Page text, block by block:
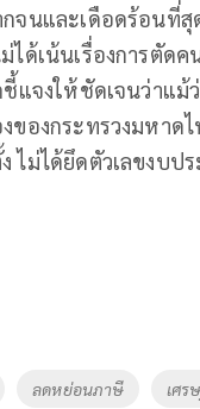
จนและเดือดร้อนที่สุ
ได้เน้นเรื่องการตัด
แจงให้ชัดเจนว่าแ
ของกระทรวงมหา
ไม่ได้ยึดตัวเลขงบป
ลดหย่อนภาษี เศร